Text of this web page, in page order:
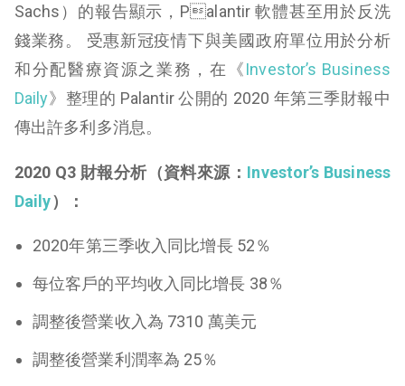
Sachs）的報告顯示，Palantir 軟體甚至用於反洗
錢業務。 受惠新冠疫情下與美國政府單位用於分析
和分配醫療資源之業務，在《Investor’s Business
Daily》整理的 Palantir 公開的 2020 年第三季財報中
傳出許多利多消息。
2020 Q3 財報分析（資料來源： Investor’s Business
Daily）：
2020年第三季收入同比增長 52％
每位客戶的平均收入同比增長 38％
調整後營業收入為 7310 萬美元
調整後營業利潤率為 25％